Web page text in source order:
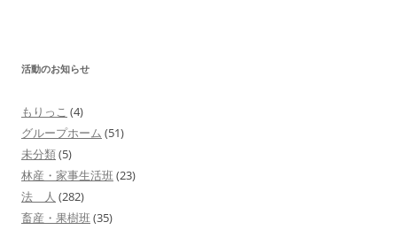
活動のお知らせ
もりっこ (4)
グループホーム (51)
未分類(5)
林産・家事生活班(23)
法 人 (282)
畜産・果樹班(35)